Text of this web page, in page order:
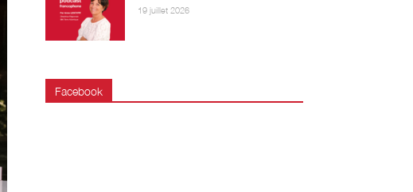
19 juillet 2026
Facebook